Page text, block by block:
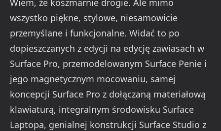
wszystko piękne, stylowe, niesamowicie
przemyślane i funkcjonalne. Widać to po
dopieszczanych z edycji na edycję zawiasach w
Surface Pro, przemodelowanym Surface Penie i
jego magnetycznym mocowaniu, samej
koncepcji Surface Pro z dołączaną materiałową
klawiaturą, integralnym środowisku Surface
Laptopa, genialnej konstrukcji Surface Studio z